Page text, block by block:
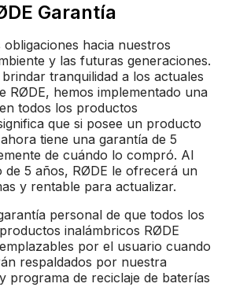
Garantía
hacia nuestros
y las futuras generaciones.
tranquilidad a los actuales
RØDE, hemos implementado una
todos los productos
que si posee un producto
tiene una garantía de 5
de cuándo lo compró. Al
de 5 años, RØDE le ofrecerá un
y rentable para actualizar.
personal de que todos los
inalámbricos RØDE
por el usuario cuando
respaldados por nuestra
programa de reciclaje de baterías